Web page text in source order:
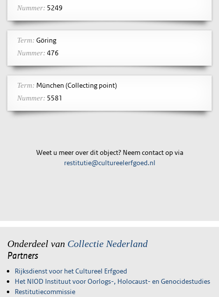
Nummer: 5249
Term: Göring
Nummer: 476
Term: München (Collecting point)
Nummer: 5581
Weet u meer over dit object? Neem contact op via
restitutie@cultureelerfgoed.nl
Onderdeel van Collectie Nederland
Partners
Rijksdienst voor het Cultureel Erfgoed
Het NIOD Instituut voor Oorlogs-, Holocaust- en Genocidestudies
Restitutiecommissie